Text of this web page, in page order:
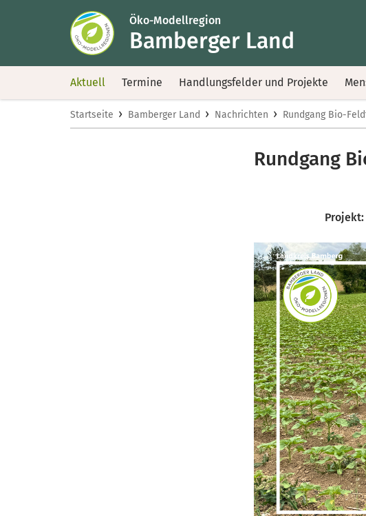
Öko-Modellregion
Bamberger Land
Aktuell Termine Handlungsfelder und Projekte
Startseite › Bamberger Land › Nachrichten › Rundgang Bio-
Rundgang
Projekt: